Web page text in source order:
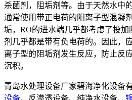
杀菌剂，阻垢剂等。由于天然水中
通常使用带正电荷的阳离子型混凝
垢，RO的进水端几乎都考虑了投
剂几乎都是带有负电荷的。因此，
离子型的阻垢剂发生反应，防止反
沉积。
青岛水处理设备厂家碧海净化设备
设备、反渗透设备、纯净水设备、